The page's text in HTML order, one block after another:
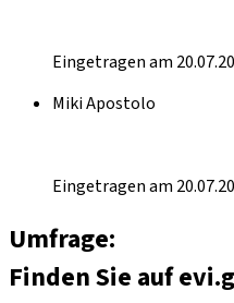
Eingetragen am
Miki Apostolo
Eingetragen am
Umfrage:
Finden Sie auf